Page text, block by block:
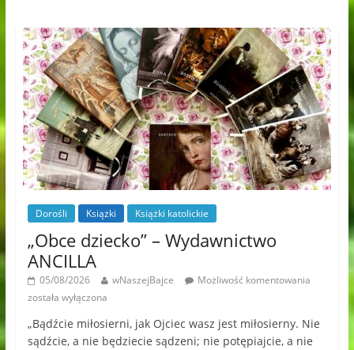
Dorośli Książki Książki katolickie
„Obce dziecko” – Wydawnictwo
ANCILLA
05/08/2026 wNaszejBajce
Możliwość komentowania
została wyłączona
„Bądźcie miłosierni, jak Ojciec wasz jest miłosierny. Nie
sądźcie, a nie będziecie sądzeni; nie potępiajcie, a nie